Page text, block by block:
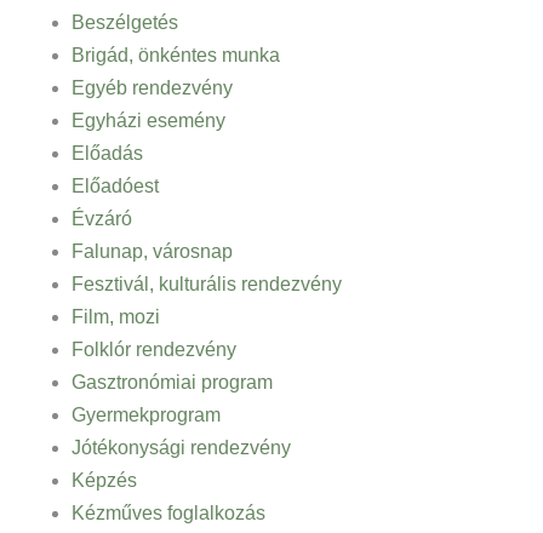
Beszélgetés
Brigád, önkéntes munka
Egyéb rendezvény
Egyházi esemény
Előadás
Előadóest
Évzáró
Falunap, városnap
Fesztivál, kulturális rendezvény
Film, mozi
Folklór rendezvény
Gasztronómiai program
Gyermekprogram
Jótékonysági rendezvény
Képzés
Kézműves foglalkozás